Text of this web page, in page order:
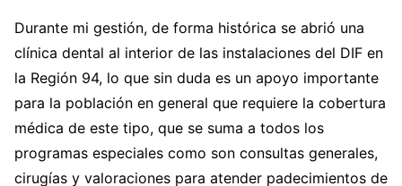
Durante mi gestión, de forma histórica se abrió una
clínica dental al interior de las instalaciones del DIF en
la Región 94, lo que sin duda es un apoyo importante
para la población en general que requiere la cobertura
médica de este tipo, que se suma a todos los
programas especiales como son consultas generales,
cirugías y valoraciones para atender padecimientos de